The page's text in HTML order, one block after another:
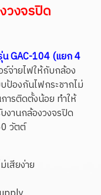
วงจรปิด
GAC-104 (แยก 4
ร์จ่ายไฟให้กับกล้อง
องกันไฟกระชากไม่
ารติดตั้งน้อย ทำให้
งานกล้องวงจรปิด
วัตต์
สียง่าย